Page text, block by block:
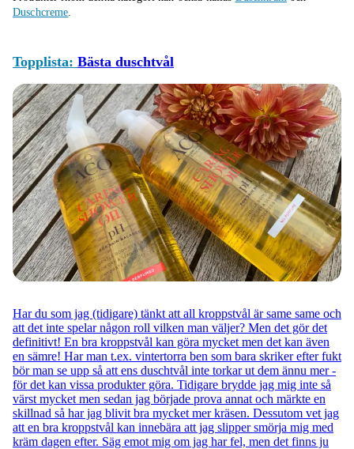
Duschcreme.
Topplista: Bästa duschtvål
Har du som jag (tidigare) tänkt att all kroppstvål är same same och
att det inte spelar någon roll vilken man väljer? Men det gör det
definitivt! En bra kroppstvål kan göra mycket men det kan även
en sämre! Har man t.ex. vintertorra ben som bara skriker efter fukt
bör man se upp så att ens duschtvål inte torkar ut dem ännu mer -
för det kan vissa produkter göra. Tidigare brydde jag mig inte så
värst mycket men sedan jag började prova annat och märkte en
skillnad så har jag blivit bra mycket mer kräsen. Dessutom vet jag
att en bra kroppstvål kan innebära att jag slipper smörja mig med
kräm dagen efter. Säg emot mig om jag har fel, men det finns ju